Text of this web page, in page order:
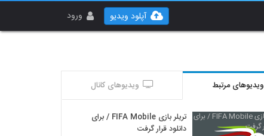
ورود آپلود ویدیو
ویدیوهای مرتبط ویدیوهای کانال
تریلر بازی FIFA Mobile / برای
دانلود قرار گرفت